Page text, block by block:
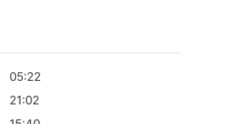
05:22
21:02